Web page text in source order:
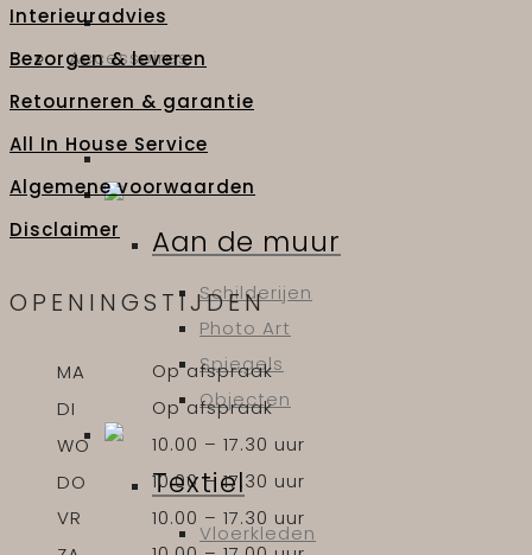
Accessoires
Aan de muur
Schilderijen
Photo Art
Spiegels
Objecten
Textiel
Vloerkleden
Interieuradvies
Bezorgen & leveren
Retourneren & garantie
All In House Service
Algemene voorwaarden
Disclaimer
OPENINGSTIJDEN
MA
Op afspraak
DI
Op afspraak
WO
10.00 – 17.30 uur
DO
10.00 – 17.30 uur
VR
10.00 – 17.30 uur